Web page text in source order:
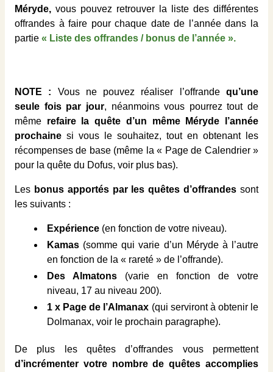
Méryde, vous pouvez retrouver la liste des différentes
offrandes à faire pour chaque date de l’année dans la
partie « Liste des offrandes / bonus de l’année ».
NOTE : Vous ne pouvez réaliser l’offrandequ’une
seule fois par jour, néanmoins vous pourrez tout de
même refaire la quête d’un même Méryde l’année
prochaine si vous le souhaitez, tout en obtenant les
récompenses de base (même la « Page de Calendrier »
pour la quête du Dofus, voir plus bas).
Les bonus apportés par les quêtes d’offrandes sont
les suivants :
Expérience (en fonction de votre niveau).
Kamas (somme qui varie d’un Méryde à l’autre
en fonction de la « rareté » de l’offrande).
Des Almatons (varie en fonction de votre
niveau, 17 au niveau 200).
1 x Page de l’Almanax (qui serviront à obtenir le
Dolmanax, voir le prochain paragraphe).
De plus les quêtes d’offrandes vous permettent
d’incrémenter votre nombre de quêtes accomplies